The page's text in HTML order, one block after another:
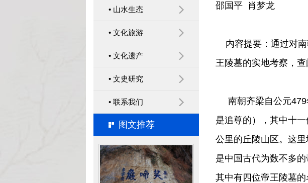
• 山水生态
• 文化旅游
• 文化遗产
• 文史研究
• 联系我们
图文推荐
传承红色基因 建设党内
经验
梦溪园复建与考古
邵国平 肖梦龙
内容提要：通过对南
王陵墓的实地考察，
南朝齐梁自公元479
是追尊的），其中十
公里的丘陵山区。这
是中国古代为数不多
其中有四位帝王陵墓